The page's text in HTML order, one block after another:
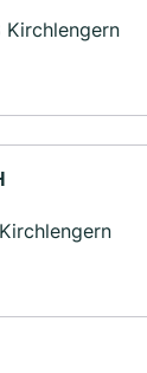
Kirchlengern